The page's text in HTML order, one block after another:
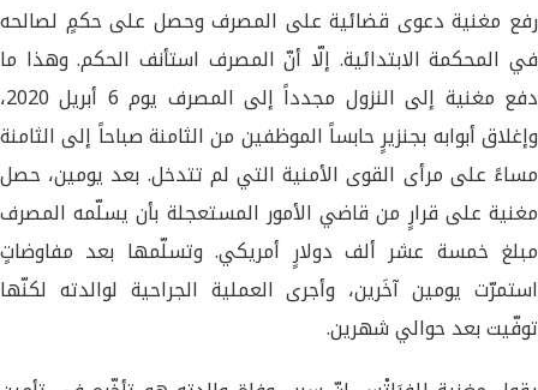
رفع مغنية دعوى قضائية على المصرف وحصل على حكمٍ لصالحه
في المحكمة الابتدائية. إلّا أنّ المصرف استأنف الحكم. وهذا ما
دفع مغنية إلى النزول مجدداً إلى المصرف يوم 6 أبريل 2020،
وإغلاق أبوابه بجنزيرٍ حابساً الموظفين من الثامنة صباحاً إلى الثامنة
مساءً على مرأى القوى الأمنية التي لم تتدخل. بعد يومين، حصل
مغنية على قرارٍ من قاضي الأمور المستعجلة بأن يسلّمه المصرف
مبلغ خمسة عشر ألف دولارٍ أمريكي. وتسلّمها بعد مفاوضاتٍ
استمرّت يومين آخَرين، وأجرى العملية الجراحية لوالدته لكنّها
توفّيت بعد حوالي شهرين.